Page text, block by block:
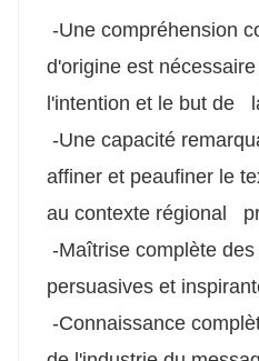
-Une compréhension
d'origine est
l'intention et le but de
-Une capacité
affiner et peaufiner le
au contexte régional
-Maîtrise complète
persuasives et
-Connaissance